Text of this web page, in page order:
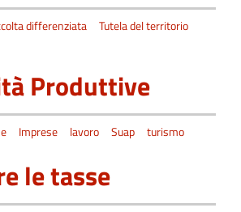
differenziata
Tutela del territorio
Produttive
Imprese lavoro Suap turismo
le tasse